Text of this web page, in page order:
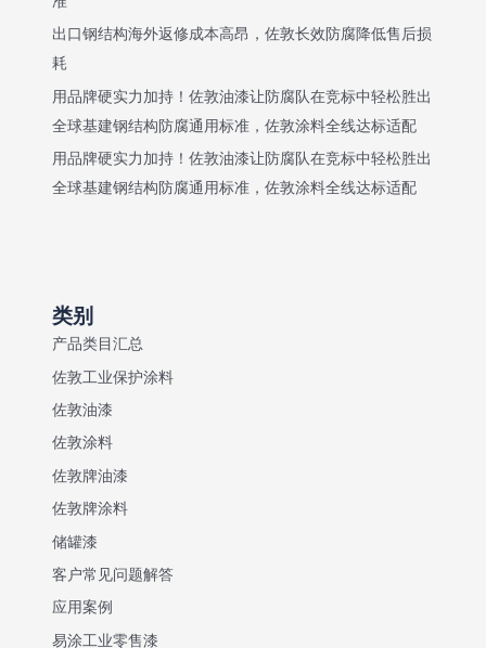
出口钢结构海外返修成本高昂，佐敦长效防腐降低售后损
耗
用品牌硬实力加持！佐敦油漆让防腐队在竞标中轻松胜出
全球基建钢结构防腐通用标准，佐敦涂料全线达标适配
用品牌硬实力加持！佐敦油漆让防腐队在竞标中轻松胜出
全球基建钢结构防腐通用标准，佐敦涂料全线达标适配
类别
产品类目汇总
佐敦工业保护涂料
佐敦油漆
佐敦涂料
佐敦牌油漆
佐敦牌涂料
储罐漆
客户常见问题解答
应用案例
易涂工业零售漆